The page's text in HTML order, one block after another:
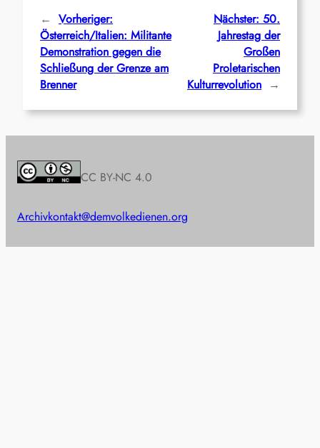
← Vorheriger:
Österreich/Italien: Militante
Demonstration gegen die
Schließung der Grenze am
Brenner
Nächster: 50.
Jahrestag der
Großen
Proletarischen
Kulturrevolution →
CC BY-NC 4.0
Archivkontakt@demvolkedienen.org